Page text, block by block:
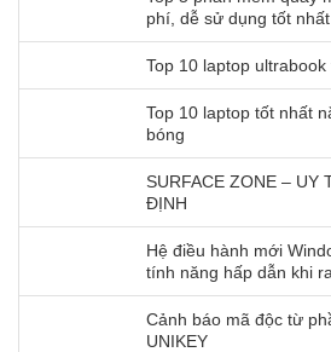
phí, dễ sử dụng tốt
Top 10 laptop
Top 10 laptop tốt nhất
bóng
SURFACE ZONE – UY
ĐỊNH
Hệ điều hành mới
tính năng hấp dẫn khi
Cảnh báo mã độc từ
UNIKEY